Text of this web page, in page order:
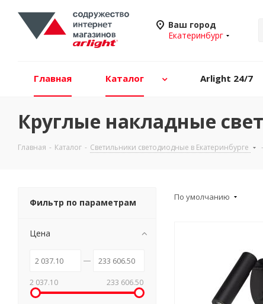
Ваш город
Екатеринбург
Главная Каталог Arlight 24/7
Круглые накладные
Главная - Каталог - Светильники светодиодные в Екатеринбурге -
По умолчанию
Фильтр по параметрам
Цена
2 037.10 233 606.50